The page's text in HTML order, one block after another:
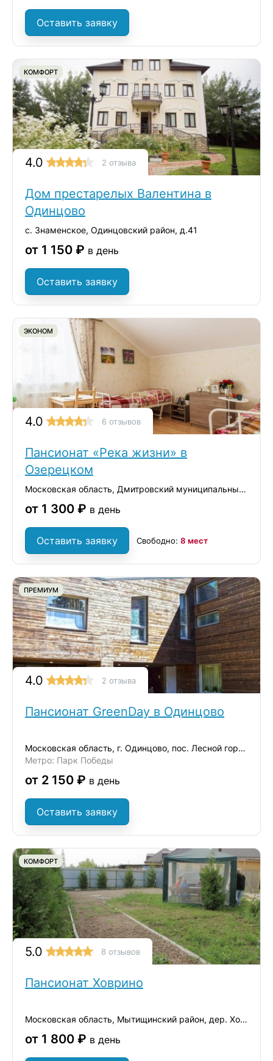
Оставить заявку
КОМФОРТ
4.0 2 отзыва
Дом престарелых Валентина в
Одинцово
с. Знаменское, Одинцовский район, д.41
от 1 150 ₽ в день
Оставить заявку
ЭКОНОМ
4.0 6 отзывов
Пансионат «Река жизни» в
Озерецком
Московская область, Дмитровский муниципальный округ, село Озерецкое, вл1с1
от 1 300 ₽ в день
Оставить заявку Свободно: 8 мест
ПРЕМИУМ
4.0 2 отзыва
Пансионат GreenDay в Одинцово
Московская область, г. Одинцово, пос. Лесной городок
Метро: Парк Победы
от 2 150 ₽ в день
Оставить заявку
КОМФОРТ
5.0 8 отзывов
Пансионат Ховрино
Московская область, Мытищинский район, дер. Ховрино
от 1 800 ₽ в день